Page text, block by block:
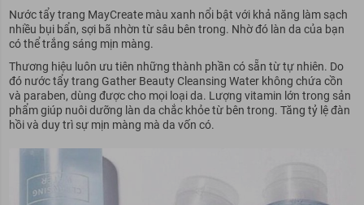
Nước tẩy trang MayCreate màu xanh nổi bật với khả năng làm sạch
nhiều bụi bẩn, sợi bã nhờn từ sâu bên trong. Nhờ đó làn da của bạn
có thể trắng sáng mịn màng.
Thương hiệu luôn ưu tiên những thành phần có sẵn từ tự nhiên. Do
đó nước tẩy trang Gather Beauty Cleansing Water không chứa cồn
và paraben, dùng được cho mọi loại da. Lượng vitamin lớn trong sản
phẩm giúp nuôi dưỡng làn da chắc khỏe từ bên trong. Tăng tỷ lệ đàn
hồi và duy trì sự mịn màng mà da vốn có.